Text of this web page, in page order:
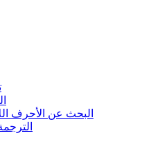
البحث عن الأحرف